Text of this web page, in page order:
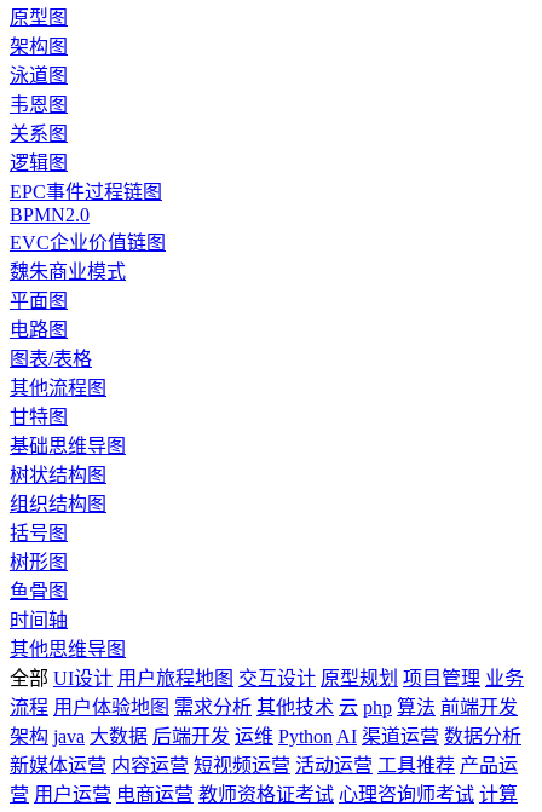
原型图
架构图
泳道图
韦恩图
关系图
逻辑图
EPC事件过程链图
BPMN2.0
EVC企业价值链图
魏朱商业模式
平面图
电路图
图表/表格
其他流程图
甘特图
基础思维导图
树状结构图
组织结构图
括号图
树形图
鱼骨图
时间轴
其他思维导图
全部 UI设计 用户旅程地图 交互设计 原型规划 项目管理 业务
流程 用户体验地图 需求分析 其他技术 云 php 算法 前端开发
架构 java 大数据 后端开发 运维 Python AI 渠道运营 数据分析
新媒体运营 内容运营 短视频运营 活动运营 工具推荐 产品运
营 用户运营 电商运营 教师资格证考试 心理咨询师考试 计算